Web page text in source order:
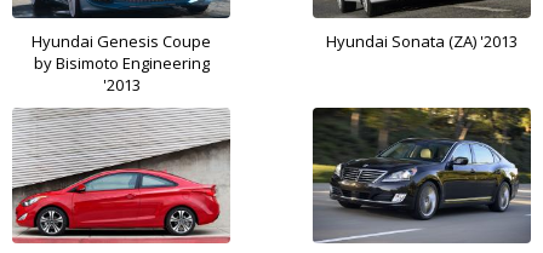
Hyundai Genesis Coupe
by Bisimoto Engineering
'2013
Hyundai Sonata (ZA) '2013